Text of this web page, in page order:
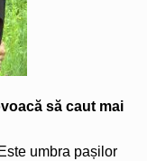
să caut mai
umbra pașilor